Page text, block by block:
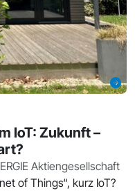
IoT: Zukunft –
Aktiengesellschaft
of Things“, kurz IoT?